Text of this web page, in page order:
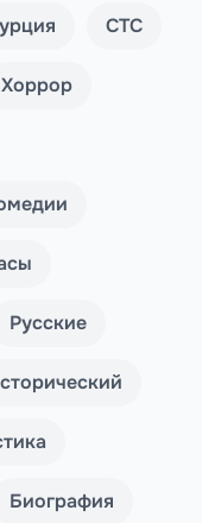
СТС
Хоррор
Русские
Биография